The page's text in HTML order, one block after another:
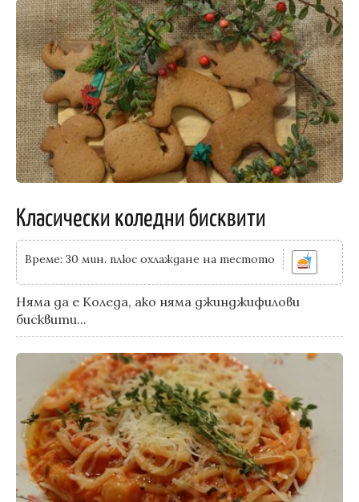
Класически коледни бисквити
Време: 30 мин. плюс охлаждане на тестото
Няма да е Коледа, ако няма джинджифилови
бисквити...